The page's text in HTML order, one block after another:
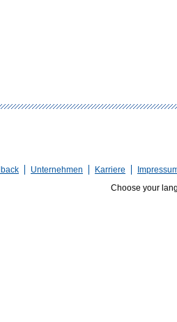
Unternehmen Karriere
Choose your